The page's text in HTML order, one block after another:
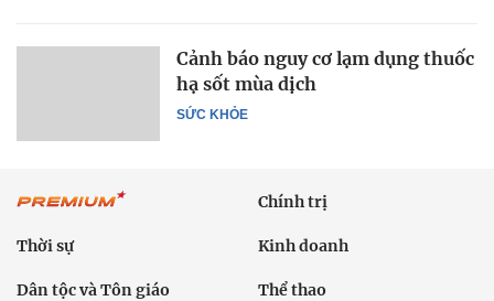
SỨC KHỎE
Cảnh báo nguy cơ lạm dụng thuốc
hạ sốt mùa dịch
Chính trị
Thời sự Kinh doanh
Dân tộc và Tôn giáo Thể thao